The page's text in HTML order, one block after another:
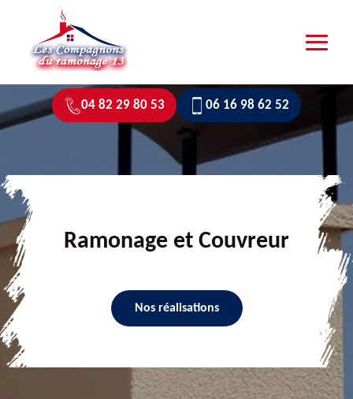
04 82 29 80 53 06 16 98 62 52
Ramonage et Couvreur
Nos réalisations